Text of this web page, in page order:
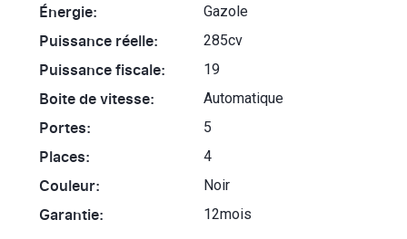
Énergie: Gazole
Puissance réelle: 285cv
Puissance fiscale: 19
Boite de vitesse: Automatique
Portes: 5
Places: 4
Couleur: Noir
Garantie: 12mois